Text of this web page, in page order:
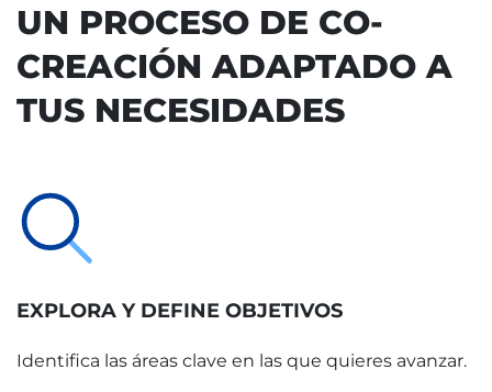
UN PROCESO DE CO-
CREACIÓN ADAPTADO A
TUS NECESIDADES
EXPLORA Y DEFINE OBJETIVOS
Identifica las áreas clave en las que quieres avanzar.